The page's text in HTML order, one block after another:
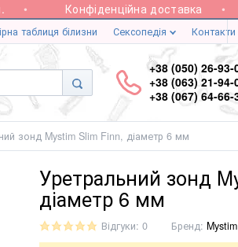
Конфіденційна доставка
таблиця білизни Сексопедія Контакти
+38 (050) 26-93-
+38 (063) 21-94-
+38 (067) 64-66-
зонд Mystim Slim Finn, діаметр 6 мм
Уретральний зонд
діаметр 6 мм
Відгуки: 0 Бренд: Mystim